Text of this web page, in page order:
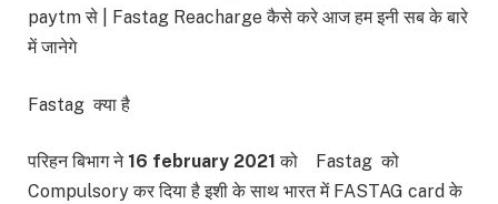
paytm से | Fastag Reacharge कैसे करे आज हम इनी सब के बारे
में जानेगे
Fastag क्या है
परिहन बिभाग ने 16 february 2021 को Fastag को
Compulsory कर दिया है इशी के साथ भारत में FASTAG card के